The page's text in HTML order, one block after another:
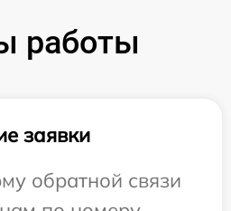
работы
заявки
обратной связи